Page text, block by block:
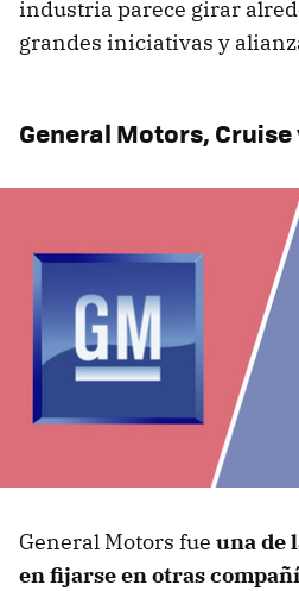
industria parece girar
grandes iniciativas y
General Motors, Cruise
General Motors fue una de
en fijarse en otras